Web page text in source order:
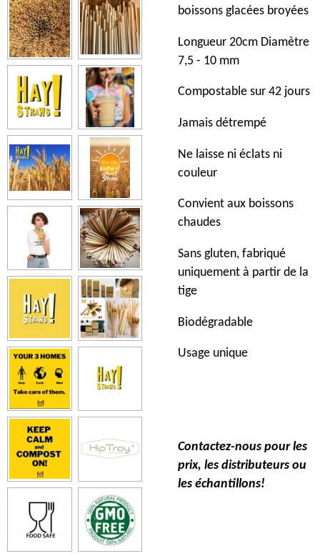
boissons glacées broyées
Longueur 20cm Diamètre
7,5 - 10 mm
Compostable sur 42 jours
Jamais détrempé
Ne laisse ni éclats ni
couleur
Convient aux boissons
chaudes
Sans gluten, fabriqué
uniquement à partir de la
tige
Biodégradable
Usage unique
Contactez-nous pour les
prix, les distributeurs ou
les échantillons!